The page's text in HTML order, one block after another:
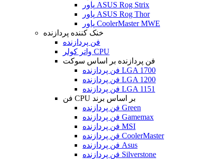
پاور ASUS Rog Strix
پاور ASUS Rog Thor
پاور CoolerMaster MWE
خنک کننده پردازنده
فن پردازنده
واتر کولر CPU
فن پردازنده بر اساس سوکت
فن پردازنده LGA 1700
فن پردازنده LGA 1200
فن پردازنده LGA 1151
فن CPU بر اساس برند
فن پردازنده Green
فن پردازنده Gamemax
فن پردازنده MSI
فن پردازنده CoolerMaster
فن پردازنده Asus
فن پردازنده Silverstone